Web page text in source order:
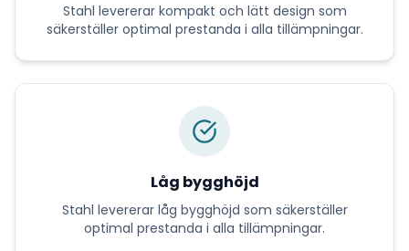
Stahl levererar kompakt och lätt design som
säkerställer optimal prestanda i alla tillämpningar.
Låg bygghöjd
Stahl levererar låg bygghöjd som säkerställer
optimal prestanda i alla tillämpningar.